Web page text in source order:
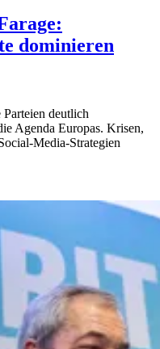
dominieren
Parteien deutlich
Agenda Europas. Krisen,
Media-Strategien